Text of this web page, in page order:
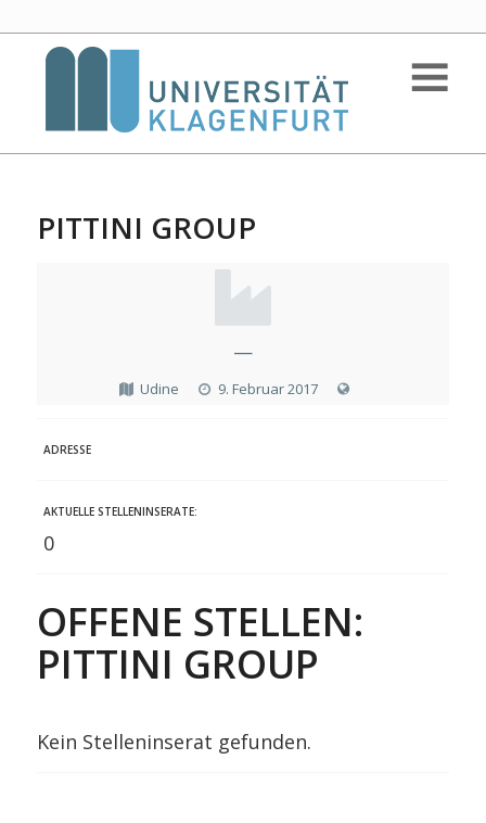
PITTINI GROUP
—
Udine 9. Februar 2017
ADRESSE
AKTUELLE STELLENINSERATE:
0
OFFENE STELLEN:
PITTINI GROUP
Kein Stelleninserat gefunden.